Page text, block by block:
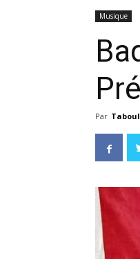
Musique
Par